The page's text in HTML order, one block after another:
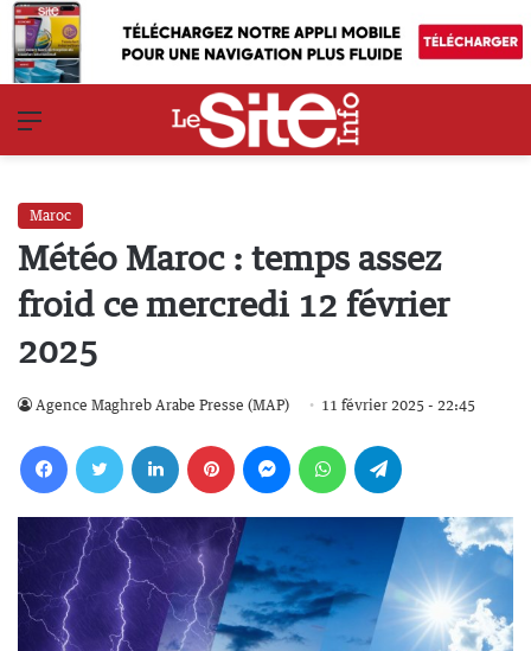
Maroc
Météo Maroc : temps assez
froid ce mercredi 12 février
2025
Agence Maghreb Arabe Presse (MAP) 11 février 2025 - 22:45